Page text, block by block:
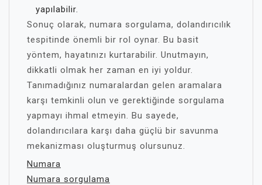
yapılabilir.
Sonuç olarak, numara sorgulama, dolandırıcılık
tespitinde önemli bir rol oynar. Bu basit
yöntem, hayatınızı kurtarabilir. Unutmayın,
dikkatli olmak her zaman en iyi yoldur.
Tanımadığınız numaralardan gelen aramalara
karşı temkinli olun ve gerektiğinde sorgulama
yapmayı ihmal etmeyin. Bu sayede,
dolandırıcılara karşı daha güçlü bir savunma
mekanizması oluşturmuş olursunuz.
Numara
Numara sorgulama